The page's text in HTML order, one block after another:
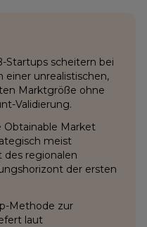
Startups scheitern bei
einer unrealistischen,
Marktgröße ohne
Validierung.
Obtainable Market
meist
des regionalen
der ersten
Methode zur
laut